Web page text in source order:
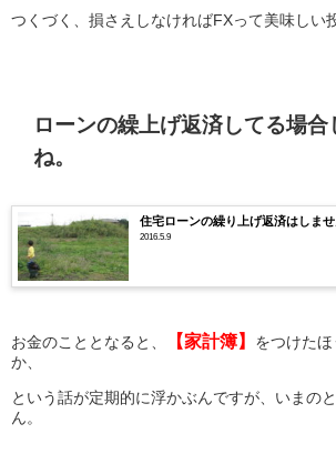
つくづく、損さえしなければFXって美味しい
ローンの繰上げ返済してる場合
ね。
住宅ローンの繰り上げ返済はしませ
2016.5.9
お金のこととなると、 【家計簿】
をつけた
か、
という話が定期的に浮かぶんですが、いまの
ん。